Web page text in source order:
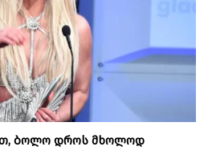
ბოლო დროს მხოლოდ